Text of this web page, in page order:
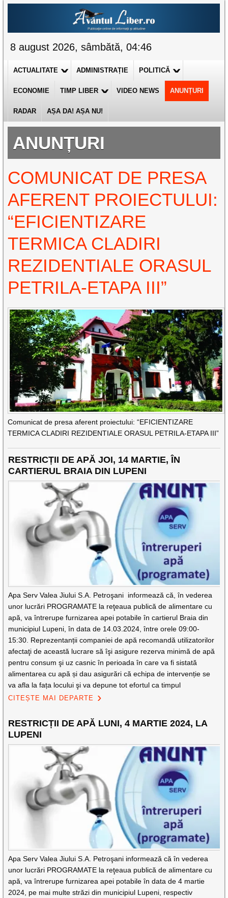
8 august 2026, sâmbătă, 04:46
ACTUALITATE ADMINISTRAȚIE POLITICĂ
ECONOMIE TIMP LIBER VIDEO NEWS ANUNȚURI
RADAR AȘA DA! AȘA NU!
ANUNȚURI
COMUNICAT DE PRESA
AFERENT PROIECTULUI:
“EFICIENTIZARE
TERMICA CLADIRI
REZIDENTIALE ORASUL
PETRILA-ETAPA III”
Comunicat de presa aferent proiectului: “EFICIENTIZARE
TERMICA CLADIRI REZIDENTIALE ORASUL PETRILA-ETAPA III”
RESTRICȚII DE APĂ JOI, 14 MARTIE, ÎN
CARTIERUL BRAIA DIN LUPENI
Apa Serv Valea Jiului S.A. Petroşani informează că, în vederea
unor lucrări PROGRAMATE la reţeaua publică de alimentare cu
apă, va întrerupe furnizarea apei potabile în cartierul Braia din
municipiul Lupeni, în data de 14.03.2024, între orele 09:00-
15:30. Reprezentanții companiei de apă recomandă utilizatorilor
afectaţi de această lucrare să îşi asigure rezerva minimă de apă
pentru consum şi uz casnic în perioada în care va fi sistată
alimentarea cu apă și dau asigurări că echipa de intervenție se
va afla la fața locului şi va depune tot efortul ca timpul
CITEȘTE MAI DEPARTE
RESTRICȚII DE APĂ LUNI, 4 MARTIE 2024, LA
LUPENI
Apa Serv Valea Jiului S.A. Petroşani informează că în vederea
unor lucrări PROGRAMATE la reţeaua publică de alimentare cu
apă, va întrerupe furnizarea apei potabile în data de 4 martie
2024, pe mai multe străzi din municipiul Lupeni, respectiv